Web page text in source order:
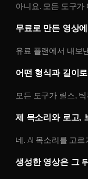
아니요. 모든 도구
없습니다. 쓰던 자리
무료로 만든 영상
유료 플랜에서 내보
나 광고에 쓸 영상은
어떤 형식과 길이
모든 도구가 릴스,
길이는 도구와 사용
제 목소리와 로고,
네. AI 목소리를 고
체, 로고를 적용해
생성한 영상은 그